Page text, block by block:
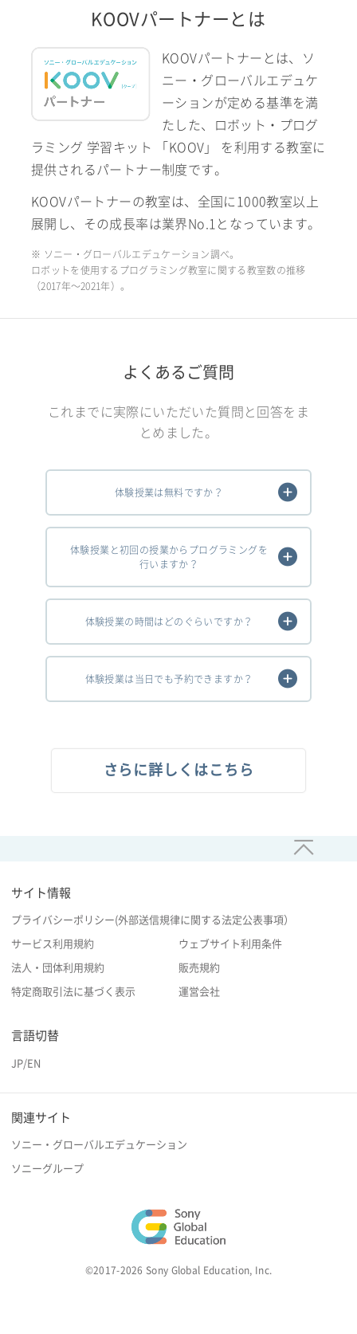
KOOVパートナーとは
KOOVパートナーとは、ソ
ニー・グローバルエデュケ
ーションが定める基準を満
たした、ロボット・プログ
ラミング 学習キット 「KOOV」 を利用する教室に
提供されるパートナー制度です。
KOOVパートナーの教室は、全国に1000教室以上
展開し、その成長率は業界No.1となっています。
※ ソニー・グローバルエデュケーション調べ。
ロボットを使用するプログラミング教室に関する教室数の推移
（2017年〜2021年）。
よくあるご質問
これまでに実際にいただいた質問と回答をま
とめました。
体験授業は無料ですか？
体験授業と初回の授業からプログラミングを
行いますか？
体験授業の時間はどのぐらいですか？
体験授業は当日でも予約できますか？
さらに詳しくはこちら
サイト情報
プライバシーポリシー(外部送信規律に関する法定公表事項）
サービス利用規約 ウェブサイト利用条件
法人・団体利用規約 販売規約
特定商取引法に基づく表示 運営会社
言語切替
JP/EN
関連サイト
ソニー・グローバルエデュケーション
ソニーグループ
©2017-2026 Sony Global Education, Inc.